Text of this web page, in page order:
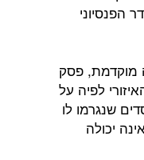
הפנסיוני
מוקדמת, פסק
לפיה על
שנגרמו לו
יכולה